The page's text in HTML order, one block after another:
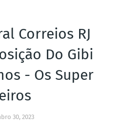
Correios RJ
Do Gibi
- Os Super
30, 2023